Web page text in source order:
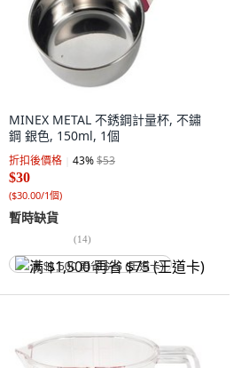
MINEX METAL 不銹鋼計量杯, 不鏽
鋼 銀色, 150ml, 1個
折扣後價格 43%$53
$30
($30.00/1個)
暫時缺貨
(14)
满 $1,500 再省 $75 (王道卡)